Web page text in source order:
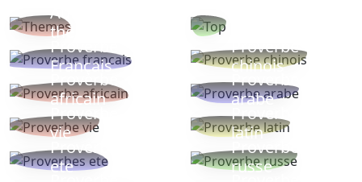
Autres
thèmes
Proverbe
Français
Proverbe
chinois
Proverbe
africain
Proverbe
arabe
Proverbe
vie
Proverbe
latin
Proverbes
ete
Proverbe
russe